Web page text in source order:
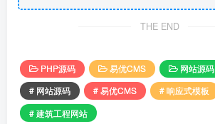
THE END
PHP源码 易优CMS
网站源码
# 网站源码
# 易优CMS
# 响应式模板
# 建筑工程网站